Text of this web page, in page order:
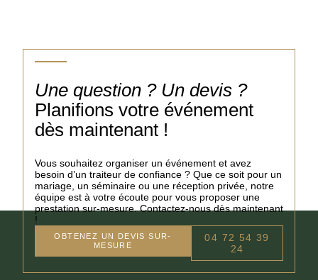
Une question ? Un devis ?
Planifions votre événement
dès maintenant !
Vous souhaitez organiser un événement et avez
besoin d’un traiteur de confiance ? Que ce soit pour un
mariage, un séminaire ou une réception privée, notre
équipe est à votre écoute pour vous proposer une
prestation sur-mesure. Contactez-nous dès maintenant
!
OBTENEZ UN DEVIS SUR-
MESURE
04 72 54 39
24